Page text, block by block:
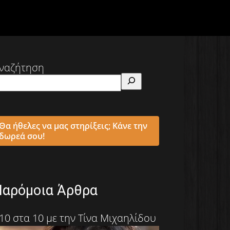
ήθελες να μας στηρίξεις; Κάνε την
σου!
Άρθρα
στα 10 με την Τίνα Μιχαηλίδου